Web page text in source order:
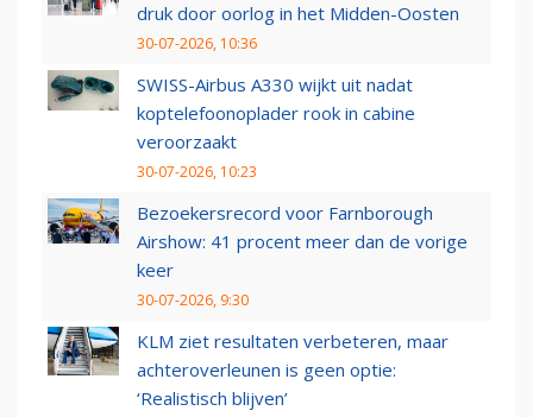
druk door oorlog in het Midden-Oosten
30-07-2026, 10:36
SWISS-Airbus A330 wijkt uit nadat
koptelefoonoplader rook in cabine
veroorzaakt
30-07-2026, 10:23
Bezoekersrecord voor Farnborough
Airshow: 41 procent meer dan de vorige
keer
30-07-2026, 9:30
KLM ziet resultaten verbeteren, maar
achteroverleunen is geen optie:
‘Realistisch blijven’